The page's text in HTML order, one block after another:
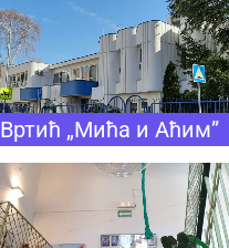
Вртић „Мића и Аћим”